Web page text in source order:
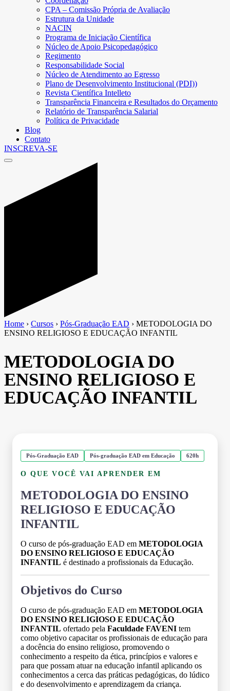
CPA – Comissão Própria de Avaliação
Estrutura da Unidade
NACIN
Programa de Iniciação Científica
Núcleo de Apoio Psicopedagógico
Regimento
Responsabilidade Social
Núcleo de Atendimento ao Egresso
Plano de Desenvolvimento Institucional (PDI))
Revista Científica Intelleto
Transparência Financeira e Resultados do Orçamento
Relatório de Transparência Salarial
Política de Privacidade
Blog
Contato
INSCREVA-SE
Home › Cursos › Pós-Graduação EAD › METODOLOGIA DO
ENSINO RELIGIOSO E EDUCAÇÃO INFANTIL
METODOLOGIA DO
ENSINO RELIGIOSO E
EDUCAÇÃO INFANTIL
Pós-Graduação EAD Pós-graduação EAD em Educação 620h
O QUE VOCÊ VAI APRENDER EM
METODOLOGIA DO ENSINO
RELIGIOSO E EDUCAÇÃO
INFANTIL
O curso de pós-graduação EAD em METODOLOGIA
DO ENSINO RELIGIOSO E EDUCAÇÃO
INFANTIL é destinado a profissionais da Educação.
Objetivos do Curso
O curso de pós-graduação EAD em METODOLOGIA
DO ENSINO RELIGIOSO E EDUCAÇÃO
INFANTIL ofertado pela Faculdade FAVENI tem
como objetivo capacitar os profissionais de educação para
a docência do ensino religioso, promovendo o
conhecimento a respeito da ética, princípios e valores e
para que possam atuar na educação infantil aplicando os
conhecimentos a cerca das práticas pedagógicas, do lúdico
e do desenvolvimento e aprendizagem da criança.